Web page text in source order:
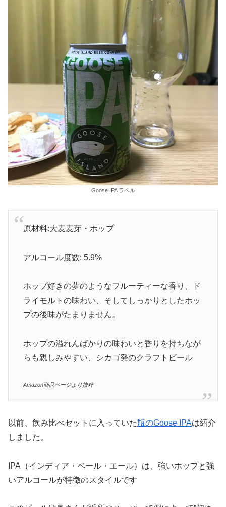
Goose IPA ラベル
原材料:大麦麦芽・ホップ
アルコール度数: 5.9%
ホップ好きの夢のようなフルーティーな香り、ド
ライモルトの味わい、そしてしっかりとしたホッ
プの後味がたまりません。
ホップの溢れんばかりの味わいと香りを持ちなが
らも親しみやすい、シカゴ発のクラフトビール
Amazon商品ページより抜粋
以前、飲み比べセットに入っていた瓶のGoose IPAは紹介
しました。
IPA（インディア・ペール・エール）は、強いホップと強
いアルコールが特徴のスタイルです